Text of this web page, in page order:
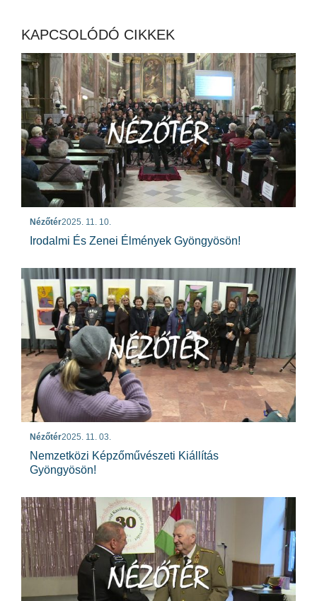
KAPCSOLÓDÓ CIKKEK
Nézőtér2025. 11. 10.
Irodalmi És Zenei Élmények Gyöngyösön!
Nézőtér2025. 11. 03.
Nemzetközi Képzőművészeti Kiállítás
Gyöngyösön!